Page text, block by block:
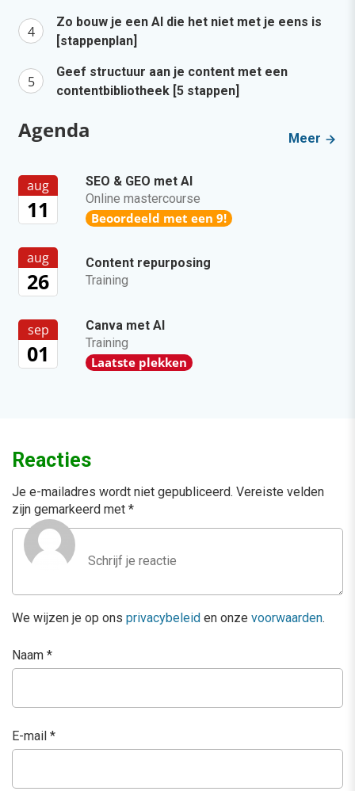
Zo bouw je een AI die het niet met je eens is
[stappenplan]
Geef structuur aan je content met een
contentbibliotheek [5 stappen]
Agenda Meer
aug
11
SEO & GEO met AI
Online mastercourse
Beoordeeld met een 9!
aug
26
Content repurposing
Training
sep
01
Canva met AI
Training
Laatste plekken
Reacties
Je e-mailadres wordt niet gepubliceerd. Vereiste velden
zijn gemarkeerd met *
We wijzen je op ons privacybeleid en onze voorwaarden.
Naam *
E-mail *